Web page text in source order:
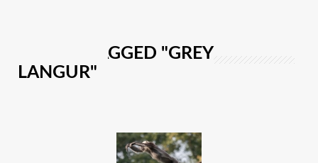
IMAGES TAGGED "GREY
LANGUR"